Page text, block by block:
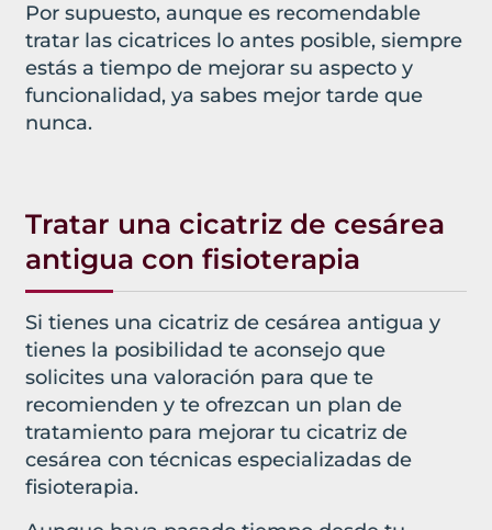
Por supuesto, aunque es recomendable
tratar las cicatrices lo antes posible, siempre
estás a tiempo de mejorar su aspecto y
funcionalidad, ya sabes mejor tarde que
nunca.
Tratar una cicatriz de cesárea
antigua con fisioterapia
Si tienes una cicatriz de cesárea antigua y
tienes la posibilidad te aconsejo que
solicites una valoración para que te
recomienden y te ofrezcan un plan de
tratamiento para mejorar tu cicatriz de
cesárea con técnicas especializadas de
fisioterapia.